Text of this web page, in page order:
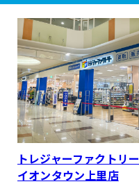
トレジャーファクトリー
イオンタウン上里店